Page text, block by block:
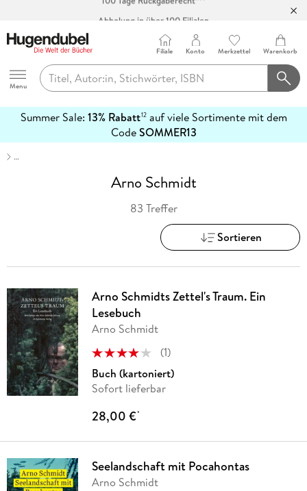
Abholung in über 100 Filialen
Hugendubel
Menu
Filiale Konto Merkzettel Warenkorb
Summer Sale: 13% Rabatt12auf viele Sortimente mit dem
CodeSOMMER13
erfahren
…
Arno Schmidt
83 Treffer
Sortieren
Arno Schmidts Zettel's Traum. Ein
Lesebuch
Arno Schmidt
(1)
Buch (kartoniert)
Sofort lieferbar
28,00 €*
Seelandschaft mit Pocahontas
Arno Schmidt